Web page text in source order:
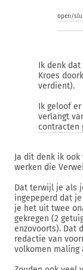
open/
Ik denk
Kroes
verdient).
Ik geloof
verlangt
contracten
Ja dit denk ik
werken die
Dat terwijl je als
ingepeperd dat
je het uit twee
gekregen (2
enzovoorts). Dat
redactie van
volkomen maling